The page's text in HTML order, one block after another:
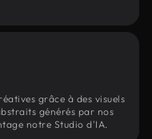
grâce à des visuels
générés par nos
notre Studio d'IA.